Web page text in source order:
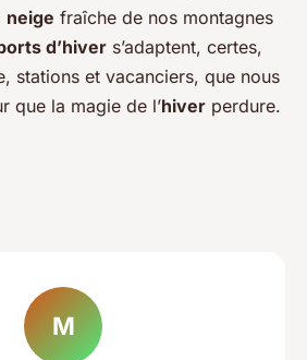
neige fraîche de nos montagnes
d’hiver s’adaptent, certes,
stations et vacanciers, que nous
que la magie de l’hiver perdure.
M